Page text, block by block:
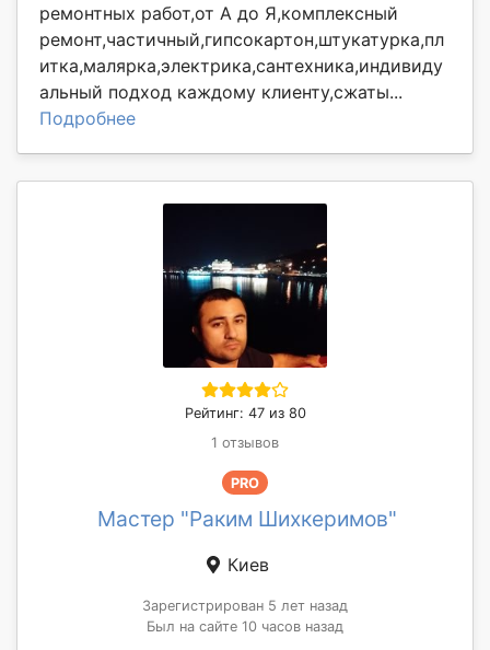
ремонтных работ,от А до Я,комплексный
ремонт,частичный,гипсокартон,штукатурка,пл
итка,малярка,электрика,сантехника,индивиду
альный подход каждому клиенту,сжаты...
Подробнее
Рейтинг: 47 из 80
1 отзывов
PRO
Мастер "Раким Шихкеримов"
Киев
Зарегистрирован 5 лет назад
Был на сайте 10 часов назад